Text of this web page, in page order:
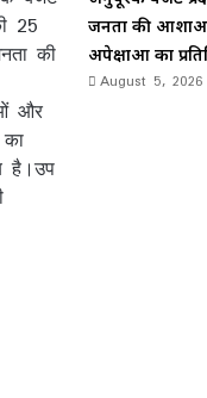
जनता की
अपेक्षाओं का
August 5, 2026